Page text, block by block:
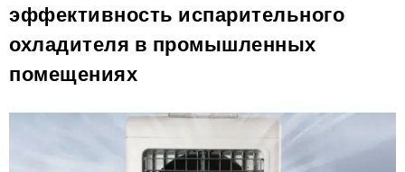
эффективность испарительного
охладителя в промышленных
помещениях